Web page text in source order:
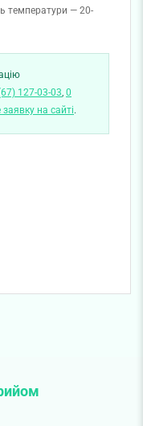
температури — 20-
127-03-03, 0
на сайті.